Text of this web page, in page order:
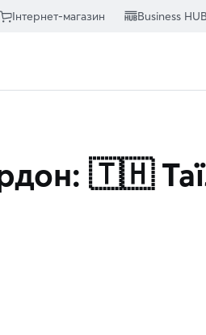
Інтернет-магазин Business HUB
🇹🇭